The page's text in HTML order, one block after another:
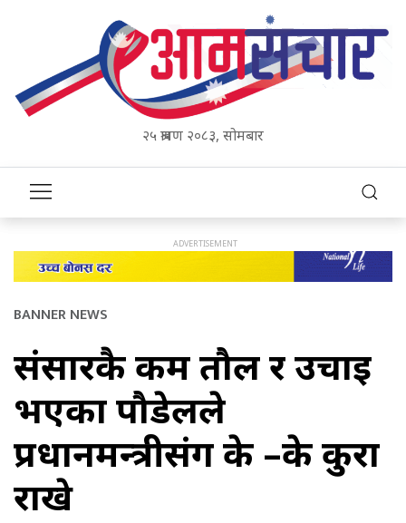
२५ श्रावण २०८३, सोमबार
BANNER NEWS
संसारकै कम तौल र उचाई
भएका पौडेलले
प्रधानमन्त्रीसंग के –के कुरा
राखे